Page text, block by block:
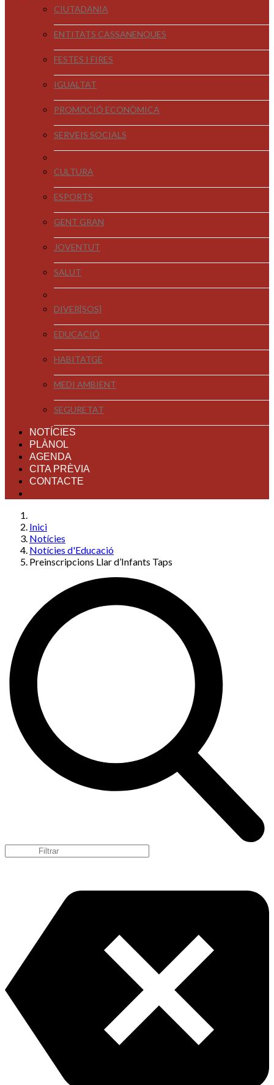
CIUTADANIA
ENTITATS CASSANENQUES
FESTES I FIRES
IGUALTAT
PROMOCIÓ ECONÒMICA
SERVEIS SOCIALS
CULTURA
ESPORTS
GENT GRAN
JOVENTUT
SALUT
DIVER[SOS]
EDUCACIÓ
HABITATGE
MEDI AMBIENT
SEGURETAT
NOTÍCIES
PLÀNOL
AGENDA
CITA PRÈVIA
CONTACTE
Inici
Notícies
Notícies d'Educació
Preinscripcions Llar d’Infants Taps